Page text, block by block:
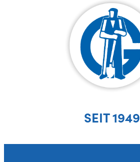
SEIT 1949